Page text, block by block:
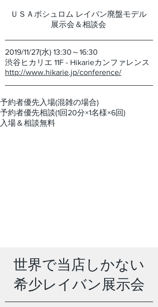
ＵＳＡボシュロム レイバン廃盤モデル
展示会＆相談会
2019/11/27(水) 13:30～16:30
渋谷ヒカリエ 11F - Hikarieカンファレンス
http://www.hikarie.jp/conference/
予約者優先入場(混雑の場合)
予約者優先相談(1回20分×1名様×6回)
入場＆相談無料
世界で当店しかない
希少レイバン展示会